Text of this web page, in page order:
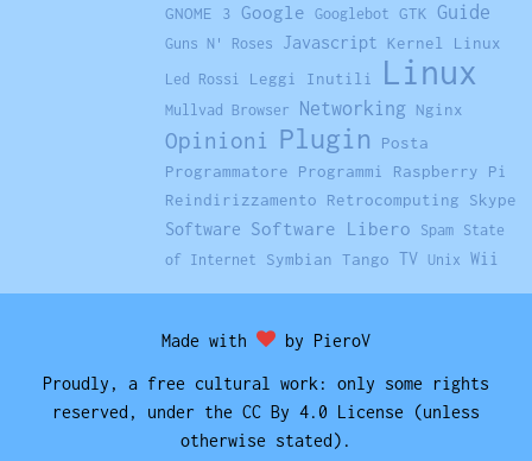
GNOME 3 Google Googlebot GTK Guide
Guns N' Roses Javascript Kernel Linux
Led Rossi Leggi Inutili Linux
Mullvad Browser Networking Nginx
Opinioni Plugin
Posta
Programmatore
Programmi
Raspberry Pi
Reindirizzamento
Retrocomputing Skype
Software Software Libero Spam
State
of Internet
Symbian Tango TV Unix Wii
Made with by PieroV
Proudly, a free cultural work: only some rights
reserved, under the CC By 4.0 License (unless
otherwise stated).